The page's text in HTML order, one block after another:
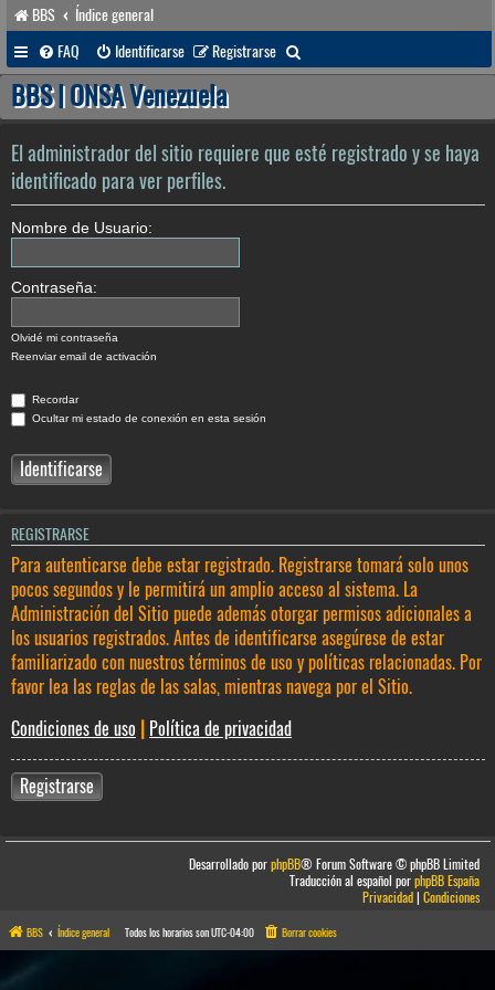
BBS
Índice general
FAQ
Identificarse Registrarse
u
r
BBS | ONSA Venezuela
El administrador del sitio requiere que esté registrado y se haya
identificado para ver perfiles.
Nombre de Usuario:
Contraseña:
Olvidé mi contraseña
Reenviar email de activación
Recordar
Ocultar mi estado de conexión en esta sesión
REGISTRARSE
Para autenticarse debe estar registrado. Registrarse tomará solo unos
pocos segundos y le permitirá un amplio acceso al sistema. La
Administración del Sitio puede además otorgar permisos adicionales a
los usuarios registrados. Antes de identificarse asegúrese de estar
familiarizado con nuestros términos de uso y políticas relacionadas. Por
favor lea las reglas de las salas, mientras navega por el Sitio.
Condiciones de uso
Política de privacidad
Registrarse
Desarrollado porphpBB® Forum Software © phpBB Limited
Traducción al español porphpBB España
Privacidad|Condiciones
BBS Índice general Todos los horarios sonUTC-04:00 Borrar cookies